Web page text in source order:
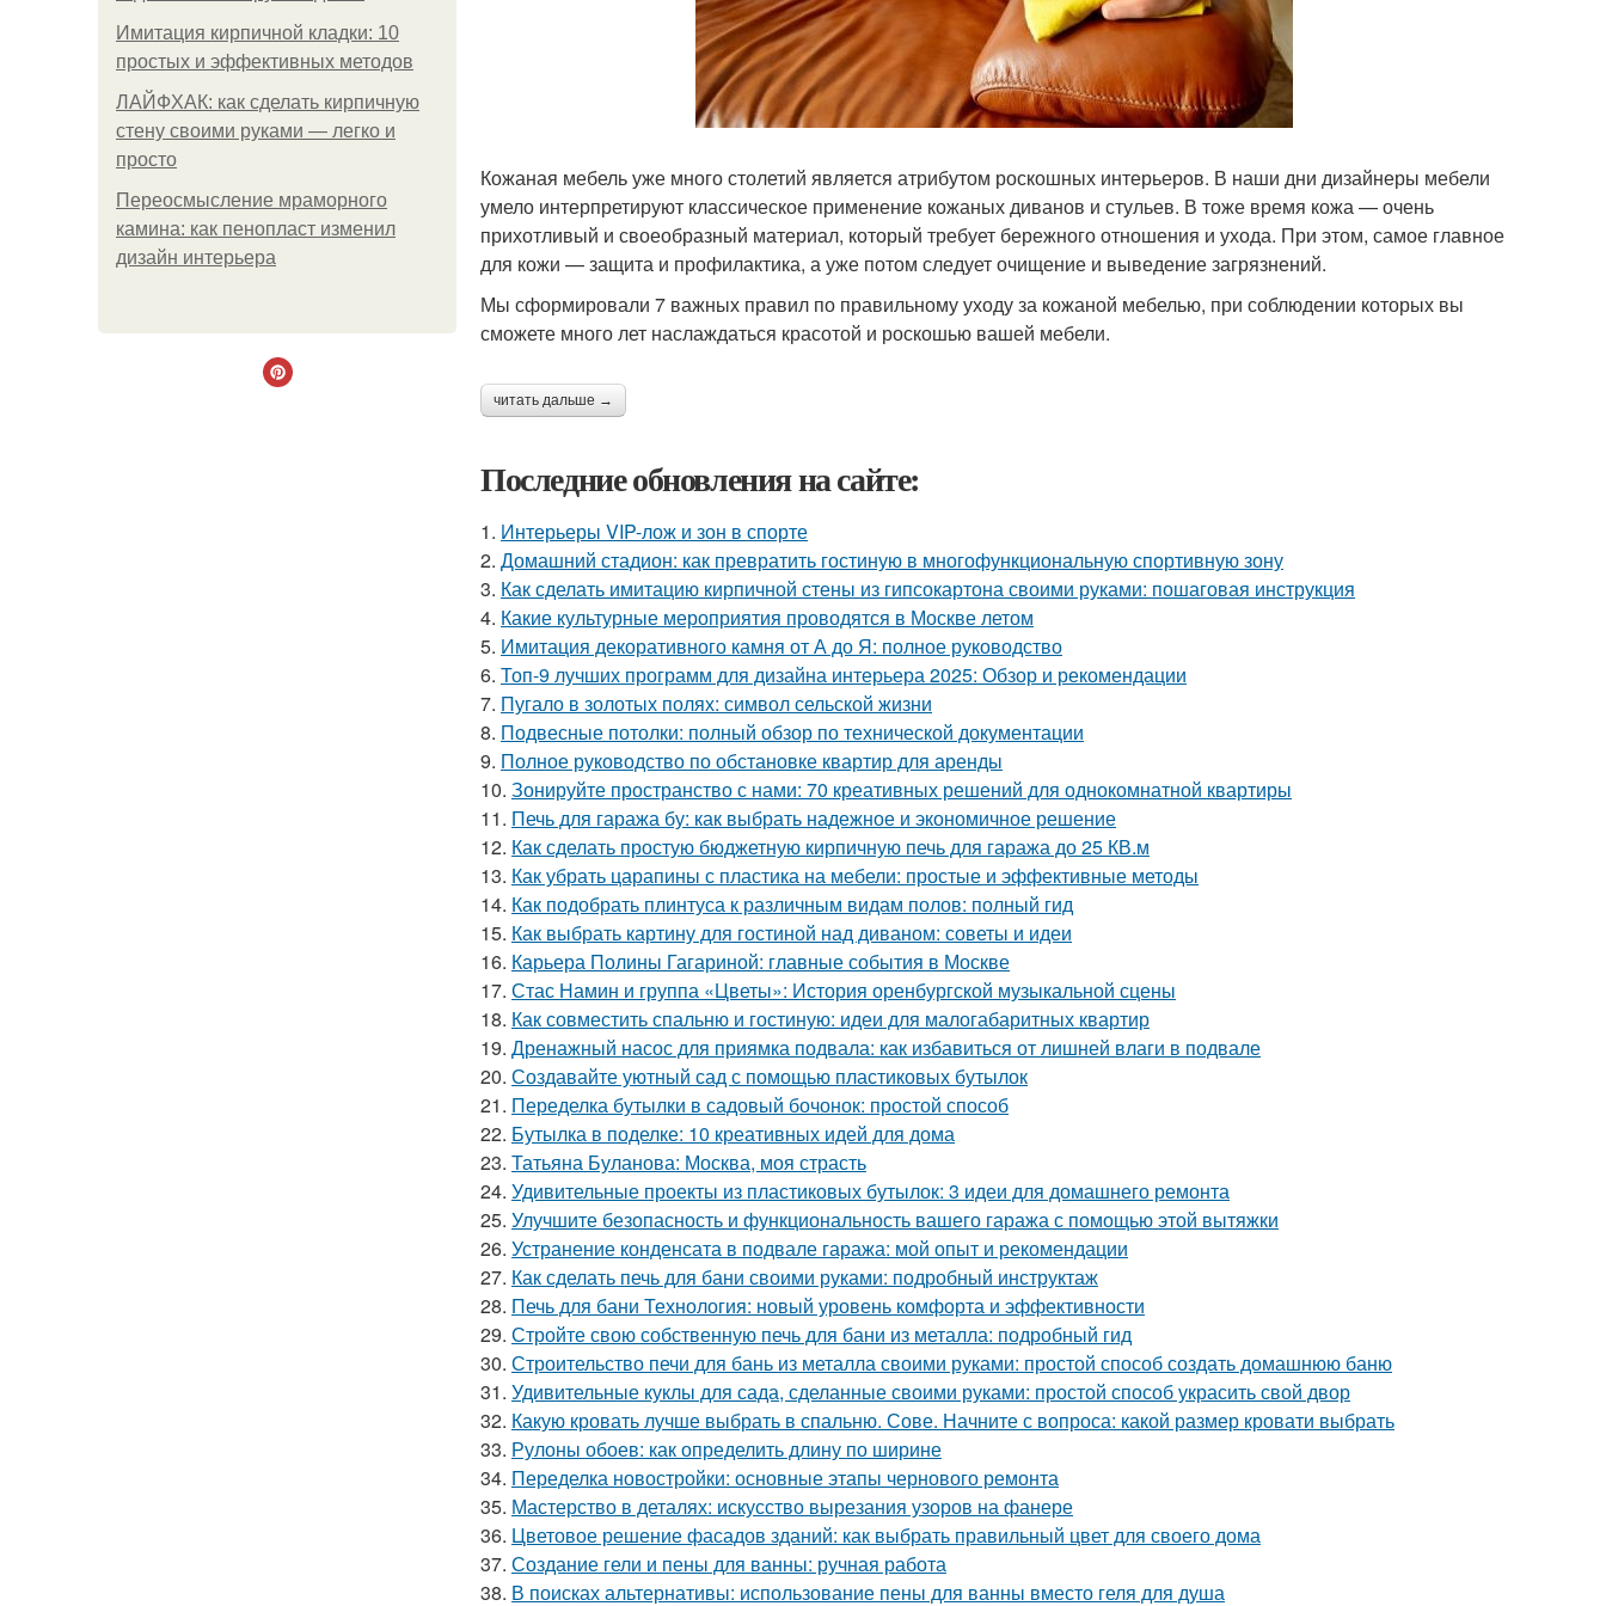
Имитация кирпичной кладки: 10
простых и эффективных методов
ЛАЙФХАК: как сделать кирпичную
стену своими руками — легко и
просто
Переосмысление мраморного
камина: как пенопласт изменил
дизайн интерьера
Кожаная мебель уже много столетий является атрибутом роскошных интерьеров. В наши дни дизайнеры мебели
умело интерпретируют классическое применение кожаных диванов и стульев. В тоже время кожа — очень
прихотливый и своеобразный материал, который требует бережного отношения и ухода. При этом, самое главное
для кожи — защита и профилактика, а уже потом следует очищение и выведение загрязнений.
Мы сформировали 7 важных правил по правильному уходу за кожаной мебелью, при соблюдении которых вы
сможете много лет наслаждаться красотой и роскошью вашей мебели.
читать дальше →
Последние обновления на сайте:
1. Интерьеры VIP-лож и зон в спорте
2. Домашний стадион: как превратить гостиную в многофункциональную спортивную зону
3. Как сделать имитацию кирпичной стены из гипсокартона своими руками: пошаговая инструкция
4. Какие культурные мероприятия проводятся в Москве летом
5. Имитация декоративного камня от А до Я: полное руководство
6. Топ-9 лучших программ для дизайна интерьера 2025: Обзор и рекомендации
7. Пугало в золотых полях: символ сельской жизни
8. Подвесные потолки: полный обзор по технической документации
9. Полное руководство по обстановке квартир для аренды
10. Зонируйте пространство с нами: 70 креативных решений для однокомнатной квартиры
11. Печь для гаража бу: как выбрать надежное и экономичное решение
12. Как сделать простую бюджетную кирпичную печь для гаража до 25 КВ.м
13. Как убрать царапины с пластика на мебели: простые и эффективные методы
14. Как подобрать плинтуса к различным видам полов: полный гид
15. Как выбрать картину для гостиной над диваном: советы и идеи
16. Карьера Полины Гагариной: главные события в Москве
17. Стас Намин и группа «Цветы»: История оренбургской музыкальной сцены
18. Как совместить спальню и гостиную: идеи для малогабаритных квартир
19. Дренажный насос для приямка подвала: как избавиться от лишней влаги в подвале
20. Создавайте уютный сад с помощью пластиковых бутылок
21. Переделка бутылки в садовый бочонок: простой способ
22. Бутылка в поделке: 10 креативных идей для дома
23. Татьяна Буланова: Москва, моя страсть
24. Удивительные проекты из пластиковых бутылок: 3 идеи для домашнего ремонта
25. Улучшите безопасность и функциональность вашего гаража с помощью этой вытяжки
26. Устранение конденсата в подвале гаража: мой опыт и рекомендации
27. Как сделать печь для бани своими руками: подробный инструктаж
28. Печь для бани Технология: новый уровень комфорта и эффективности
29. Стройте свою собственную печь для бани из металла: подробный гид
30. Строительство печи для бань из металла своими руками: простой способ создать домашнюю баню
31. Удивительные куклы для сада, сделанные своими руками: простой способ украсить свой двор
32. Какую кровать лучше выбрать в спальню. Сове. Начните с вопроса: какой размер кровати выбрать
33. Рулоны обоев: как определить длину по ширине
34. Переделка новостройки: основные этапы чернового ремонта
35. Мастерство в деталях: искусство вырезания узоров на фанере
36. Цветовое решение фасадов зданий: как выбрать правильный цвет для своего дома
37. Создание гели и пены для ванны: ручная работа
38. В поисках альтернативы: использование пены для ванны вместо геля для душа